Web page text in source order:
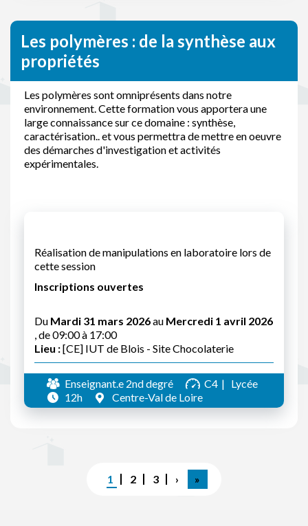
Les polymères : de la synthèse aux
propriétés
Les polymères sont omniprésents dans notre
environnement. Cette formation vous apportera une
large connaissance sur ce domaine : synthèse,
caractérisation.. et vous permettra de mettre en oeuvre
des démarches d'investigation et activités
expérimentales.
Réalisation de manipulations en laboratoire lors de
cette session
Inscriptions ouvertes
Du Mardi 31 mars 2026au Mercredi 1 avril 2026
, de 09:00 à 17:00
Lieu :[CE] IUT de Blois - Site Chocolaterie
Enseignant.e 2nd degré C4
Lycée
12h
Centre-Val de Loire
Page
courante
1 Page
2 Page
3
Page
suivante
›
Dernière
page
»